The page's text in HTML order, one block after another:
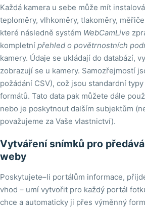
Každá kamera u sebe může mít
teploměry, vlhkoměry, tlakoměry,
které následně systém WebCamLive
kompletní přehled o povětrnostních
kamery. Údaje se ukládají do databází,
zobrazují se u kamery. Samozřejmostí
požádání CSV), což jsou standardní
formátů. Tato data pak můžete dále
nebo je poskytnout dalším subjektům
považujeme za Vaše vlastnictví).
Vytváření snímků pro
weby
Poskytujete–li portálům informace,
vhod – umí vytvořit pro každý portál
chce a automaticky ji přes výměnný